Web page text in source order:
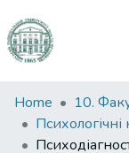
Communities
&
Collections
Home
Психологічні